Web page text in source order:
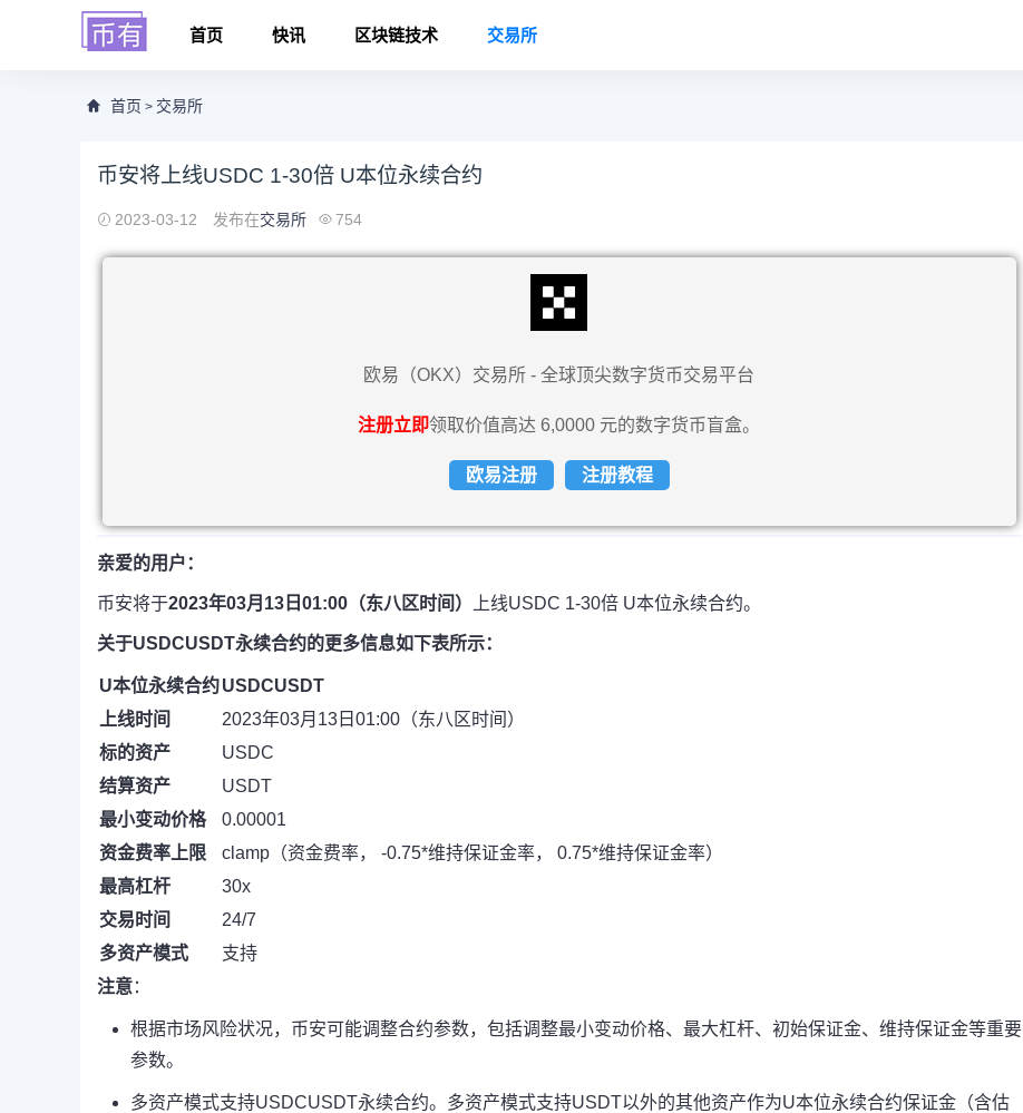
首页 快讯 区块链技术 交易所
首页 > 交易所
币安将上线USDC 1-30倍 U本位永续合约
2023-03-12 发布在交易所 754
欧易（OKX）交易所 - 全球顶尖数字货币交易平台
注册立即领取价值高达 6,0000 元的数字货币盲盒。
欧易注册 注册教程
亲爱的用户：
币安将于2023年03月13日01:00（东八区时间） 上线USDC 1-30倍 U本位永续合约。
关于USDCUSDT永续合约的更多信息如下表所示：
U本位永续合约USDCUSDT
上线时间
2023年03月13日01:00（东八区时间）
标的资产
USDC
结算资产
USDT
最小变动价格
0.00001
资金费率上限
clamp（资金费率， -0.75*维持保证金率， 0.75*维持保证金率）
最高杠杆
30x
交易时间
24/7
多资产模式
支持
注意：
根据市场风险状况，币安可能调整合约参数，包括调整最小变动价格、最大杠杆、初始保证金、维持保证金等重要
参数。
多资产模式支持USDCUSDT永续合约。多资产模式支持USDT以外的其他资产作为U本位永续合约保证金（含估